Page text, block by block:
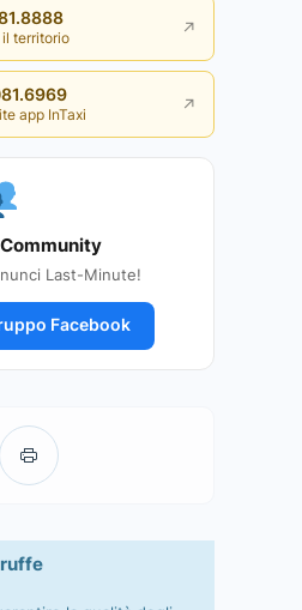
territorio ↗
app InTaxi ↗
Last-Minute!
Facebook